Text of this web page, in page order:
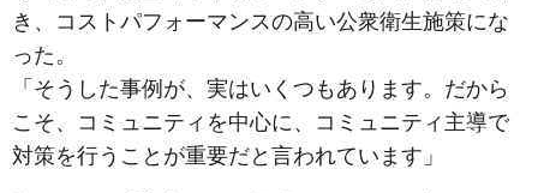
き、コストパフォーマンスの高い公衆衛生施策にな
った。
「そうした事例が、実はいくつもあります。だから
こそ、コミュニティを中心に、コミュニティ主導で
対策を行うことが重要だと言われています」